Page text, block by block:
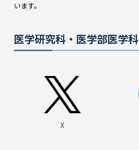
います。
医学研究科・医学部医学科
X